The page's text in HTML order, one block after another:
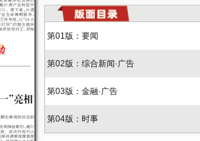
第01版：要闻
第02版：综合新闻·广告
第03版：金融·广告
第04版：时事